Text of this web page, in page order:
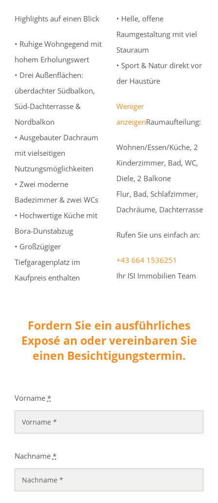
Highlights auf einen Blick
• Ruhige Wohngegend mit
hohem Erholungswert
• Drei Außenflächen:
überdachter Südbalkon,
Süd-Dachterrasse &
Nordbalkon
• Ausgebauter Dachraum
mit vielseitigen
Nutzungsmöglichkeiten
• Zwei moderne
Badezimmer & zwei WCs
• Hochwertige Küche mit
Bora-Dunstabzug
• Großzügiger
Tiefgaragenplatz im
Kaufpreis enthalten
• Helle, offene
Raumgestaltung mit viel
Stauraum
• Sport & Natur direkt vor
der Haustüre
Weniger
anzeigenRaumaufteilung:
Wohnen/Essen/Küche, 2
Kinderzimmer, Bad, WC,
Diele, 2 Balkone
Flur, Bad, Schlafzimmer,
Dachräume, Dachterrasse
Rufen Sie uns einfach an:
+43 664 1536251
Ihr ISI Immobilien Team
Fordern Sie ein ausführliches
Exposé an oder vereinbaren Sie
einen Besichtigungstermin.
Vorname *
Nachname *